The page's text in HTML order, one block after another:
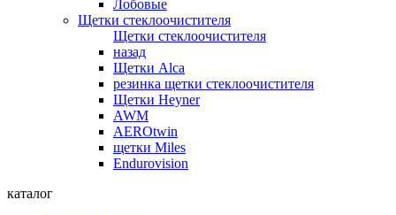
Лобовые
Щетки стеклоочистителя
Щетки стеклоочистителя
назад
Щетки Alca
резинка щетки стеклоочистителя
Щетки Heyner
AWM
AEROtwin
щетки Miles
Endurovision
каталог